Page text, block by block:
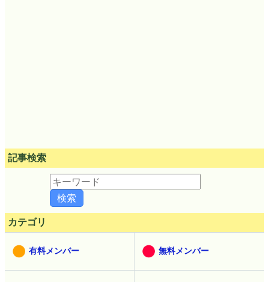
記事検索
カテゴリ
有料メンバー 無料メンバー